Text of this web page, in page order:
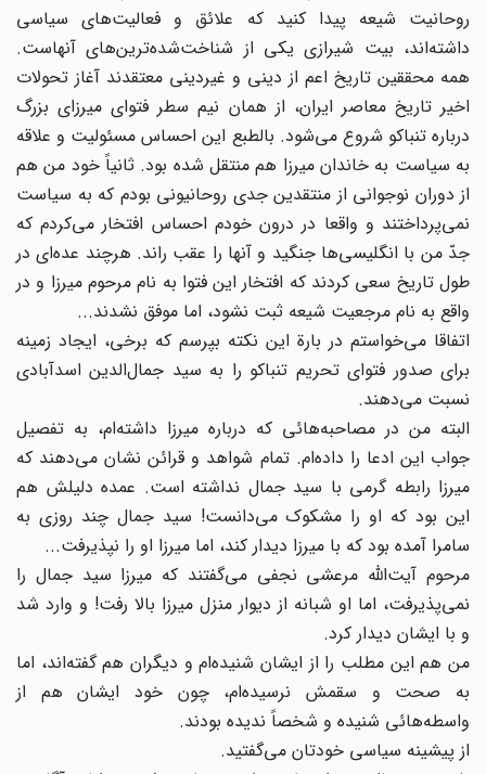
روحانیت شیعه پیدا کنید که علائق و فعالیت‌های سیاسی
داشته‌اند، بیت شیرازی یکی از شناخت‌شده‌ترین‌های آنهاست.
همه محققین تاریخ اعم از دینی و غیردینی معتقدند آغاز تحولات
اخیر تاریخ معاصر ایران، از همان نیم سطر فتوای میرزای بزرگ
درباره تنباکو شروع می‌شود. بالطبع این احساس مسئولیت و علاقه
به سیاست به خاندان میرزا هم منتقل شده بود. ثانیاً خود من هم
از دوران نوجوانی از منتقدین جدی روحانیونی بودم که به سیاست
نمی‌پرداختند و واقعا در درون خودم احساس افتخار می‌کردم که
جدّ من با انگلیسی‌ها جنگید و آنها را عقب راند. هرچند عده‌ای در
طول تاریخ سعی کردند که افتخار این فتوا به نام مرحوم میرزا و در
واقع به نام مرجعیت شیعه ثبت نشود، اما موفق نشدند...
اتفاقا می‌خواستم در بارة این نکته بپرسم که برخی، ایجاد زمینه
برای صدور فتوای تحریم تنباکو را به سید جمال‌الدین اسدآبادی
نسبت می‌دهند.
البته من در مصاحبه‌هائی که درباره میرزا داشته‌ام، به تفصیل
جواب این ادعا را داده‌ام. تمام شواهد و قرائن نشان می‌دهند که
میرزا رابطه گرمی با سید جمال نداشته است. عمده دلیلش هم
این بود که او را مشکوک می‌دانست! سید جمال چند روزی به
سامرا آمده بود که با میرزا دیدار کند، اما میرزا او را نپذیرفت...
مرحوم آیت‌الله مرعشی نجفی می‌گفتند که میرزا سید جمال را
نمی‌پذیرفت، اما او شبانه از دیوار منزل میرزا بالا رفت! و وارد شد
و با ایشان دیدار کرد.
من هم این مطلب را از ایشان شنیده‌ام و دیگران هم گفته‌اند، اما
به صحت و سقمش نرسیده‌ام، چون خود ایشان هم از
واسطه‌هائی شنیده و شخصاً ندیده بودند.
از پیشینه سیاسی خودتان می‌گفتید.